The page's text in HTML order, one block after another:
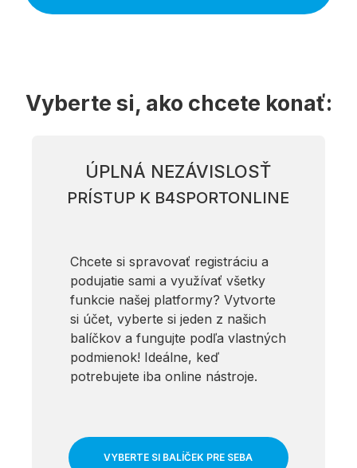
Vyberte si, ako chcete konať:
ÚPLNÁ NEZÁVISLOSŤ
PRÍSTUP K B4SPORTONLINE
Chcete si spravovať registráciu a
podujatie sami a využívať všetky
funkcie našej platformy? Vytvorte
si účet, vyberte si jeden z našich
balíčkov a fungujte podľa vlastných
podmienok! Ideálne, keď
potrebujete iba online nástroje.
VYBERTE SI BALÍČEK PRE SEBA